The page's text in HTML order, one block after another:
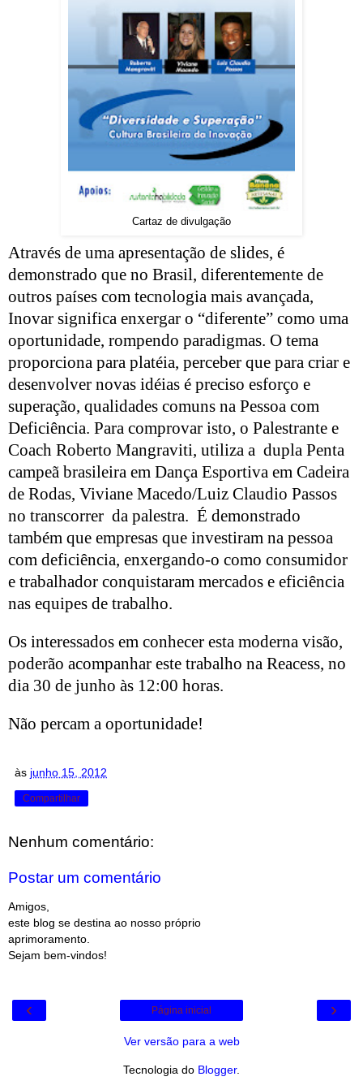
Cartaz de divulgação
Através de uma apresentação de slides, é
demonstrado que no Brasil, diferentemente de
outros países com tecnologia mais avançada,
Inovar significa enxergar o “diferente” como uma
oportunidade, rompendo paradigmas. O tema
proporciona para platéia, perceber que para criar e
desenvolver novas idéias é preciso esforço e
superação, qualidades comuns na Pessoa com
Deficiência. Para comprovar isto, o Palestrante e
Coach Roberto Mangraviti, utiliza a dupla Penta
campeã brasileira em Dança Esportiva em Cadeira
de Rodas, Viviane Macedo/Luiz Claudio Passos
no transcorrer da palestra. É demonstrado
também que empresas que investiram na pessoa
com deficiência, enxergando-o como consumidor
e trabalhador conquistaram mercados e eficiência
nas equipes de trabalho.
Os interessados em conhecer esta moderna visão,
poderão acompanhar este trabalho na Reacess, no
dia 30 de junho às 12:00 horas.
Não percam a oportunidade!
às junho 15, 2012
Compartilhar
Nenhum comentário:
Postar um comentário
Amigos,
este blog se destina ao nosso próprio
aprimoramento.
Sejam bem-vindos!
‹ ›
Página inicial
Ver versão para a web
Tecnologia do Blogger.